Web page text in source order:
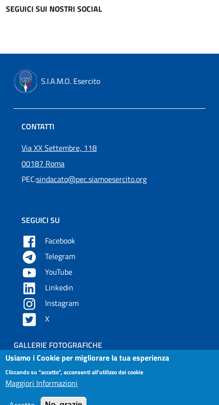
SEGUICI SUI NOSTRI SOCIAL
S.I.A.M.O. Esercito
CONTATTI
Via XX Settembre, 118
00187 Roma
PEC:sindacato@pec.siamoesercito.org
SEGUICI SU
Facebook
Telegram
YouTube
Linkedin
Instagram
X
Piè di pagina
GALLERIE FOTOGRAFICHE
Small prints
Useful links section
Contatti
Usiamo i Cookie per migliorare la tua esperienza
Cliccando su "accetto", acconsenti all'utilizzo dei cookie
Maggiori Informazioni